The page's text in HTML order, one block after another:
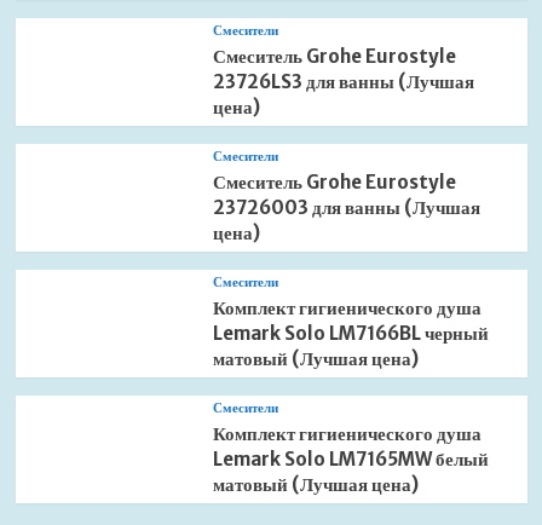
Смесители
Смеситель Grohe Eurostyle
23726LS3 для ванны (Лучшая
цена)
Смесители
Смеситель Grohe Eurostyle
23726003 для ванны (Лучшая
цена)
Смесители
Комплект гигиенического душа
Lemark Solo LM7166BL черный
матовый (Лучшая цена)
Смесители
Комплект гигиенического душа
Lemark Solo LM7165MW белый
матовый (Лучшая цена)